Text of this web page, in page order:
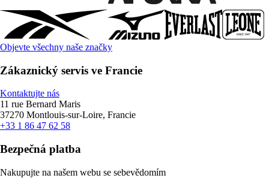
Objevte všechny naše značky
Zákaznický servis ve Francie
Kontaktujte nás
11 rue Bernard Maris
37270 Montlouis-sur-Loire, Francie
+33 1 86 47 62 58
Bezpečná platba
Nakupujte na našem webu se sebevědomím